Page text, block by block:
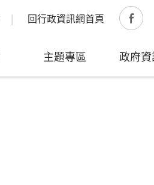
回行政資訊網首頁
主題專區 政府